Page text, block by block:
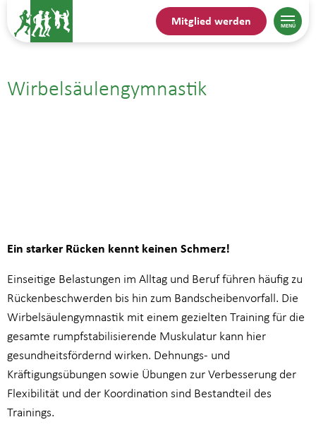
Mitglied werden
Wirbelsäulengymnastik
Ein starker Rücken kennt keinen Schmerz!
Einseitige Belastungen im Alltag und Beruf führen häufig zu
Rückenbeschwerden bis hin zum Bandscheibenvorfall. Die
Wirbelsäulengymnastik mit einem gezielten Training für die
gesamte rumpfstabilisierende Muskulatur kann hier
gesundheitsfördernd wirken. Dehnungs- und
Kräftigungsübungen sowie Übungen zur Verbesserung der
Flexibilität und der Koordination sind Bestandteil des
Trainings.